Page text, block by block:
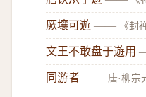
厥壤可遊 —— 《封
文王不敢盘于遊用
同游者 —— 唐·柳宗